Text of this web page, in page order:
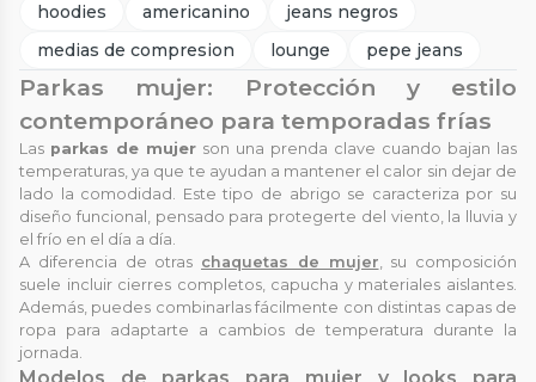
hoodies
americanino
jeans negros
medias de compresion
lounge pepe jeans
Parkas mujer: Protección y estilo
contemporáneo para temporadas frías
Las parkas de mujer son una prenda clave cuando bajan las
temperaturas, ya que te ayudan a mantener el calor sin dejar de
lado la comodidad. Este tipo de abrigo se caracteriza por su
diseño funcional, pensado para protegerte del viento, la lluvia y
el frío en el día a día.
A diferencia de otras chaquetas de mujer, su composición
suele incluir cierres completos, capucha y materiales aislantes.
Además, puedes combinarlas fácilmente con distintas capas de
ropa para adaptarte a cambios de temperatura durante la
jornada.